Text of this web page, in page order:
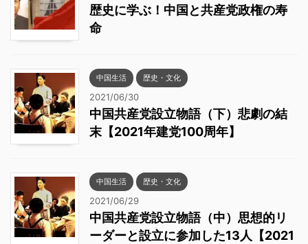
歴史に学ぶ！中国と共産党政権の寿
命
中国生活 歴史・文化
2021/06/30
中国共産党設立物語（下）悲劇の結
末【2021年建党100周年】
中国生活 歴史・文化
2021/06/29
中国共産党設立物語（中）思想的リ
ーダーと設立に参加した13人【2021